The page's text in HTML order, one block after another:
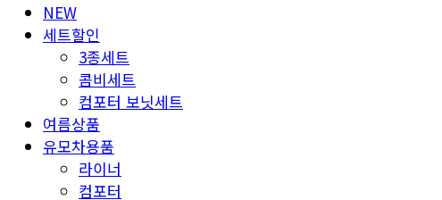
NEW
세트할인
3종세트
콤비세트
컴포터 보닛세트
여름상품
유모차용품
라이너
컴포터